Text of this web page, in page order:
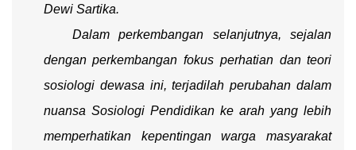
Dewi Sartika.
Dalam perkembangan selanjutnya, sejalan
dengan perkembangan fokus perhatian dan teori
sosiologi dewasa ini, terjadilah perubahan dalam
nuansa Sosiologi Pendidikan ke arah yang lebih
memperhatikan kepentingan warga masyarakat